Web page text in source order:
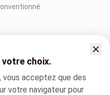
choix.
vous acceptez que des
votre navigateur pour